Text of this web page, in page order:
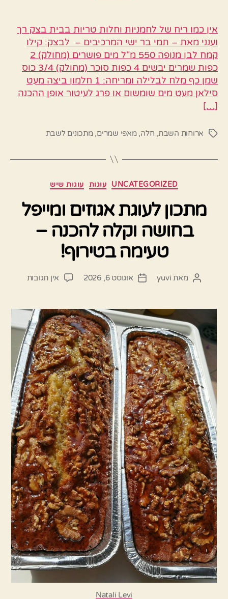
אין כמו ריח של לחמניות וחלות טריות בבית בצק רך
וענני מאת – תמי בר ישי המרכיבים – לבצק: קילו
קמח לבן מנופה 550 מ"ל מים פושרים (מחולק) 2
כפות שמרים יבשים 4 כפות סוכר (מחולק) 3/4 כוס
שמן כף מלח לבלילה ומריחה: 1 חלמון ביצה מעט
סילאן מעט מים שומשום או פרג לעיטור אופן ההכנה
[…]
תגיותארוחות השבת חלה ,מאפי שמרים ,מתכונים לשבת
קטגוריותUNCATEGORIZED עוגות עוגות שיש
מתכון לעוגת אגוזים ומייפל
בחושה וקלה להכנה –
טעימה בטירוף!
המחבר
מאת yuvi
תאריךאוגוסט 6, 2026 אין תגובות
אגוזים
בחושה
וקלה
להכנה
–
טעימה
בטירוף!
Natali Levi